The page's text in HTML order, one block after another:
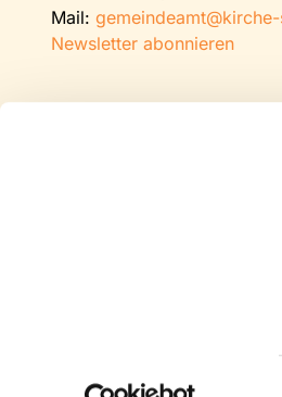
Mail:
Newsletter abonnieren